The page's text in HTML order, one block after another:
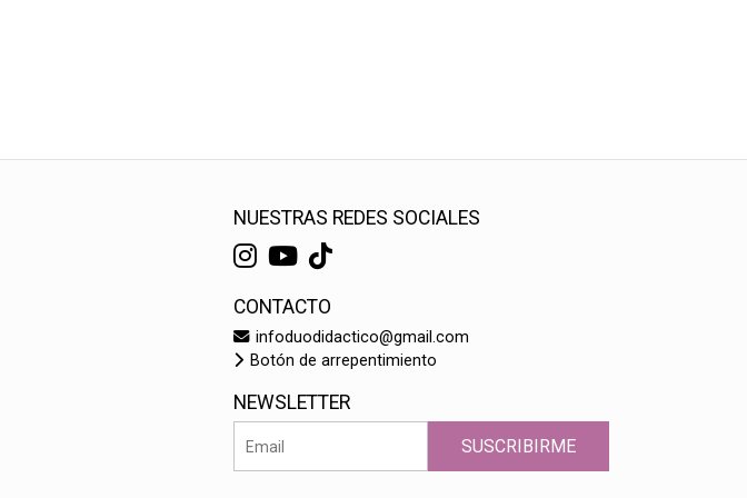
NUESTRAS REDES SOCIALES
CONTACTO
infoduodidactico@gmail.com
Botón de arrepentimiento
NEWSLETTER
SUSCRIBIRME